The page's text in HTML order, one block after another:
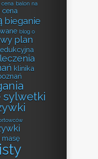
cena balon na
bieganie
blog o
plan
klinika
sylwetki
masę